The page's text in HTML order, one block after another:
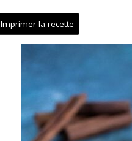
Imprimer la recette